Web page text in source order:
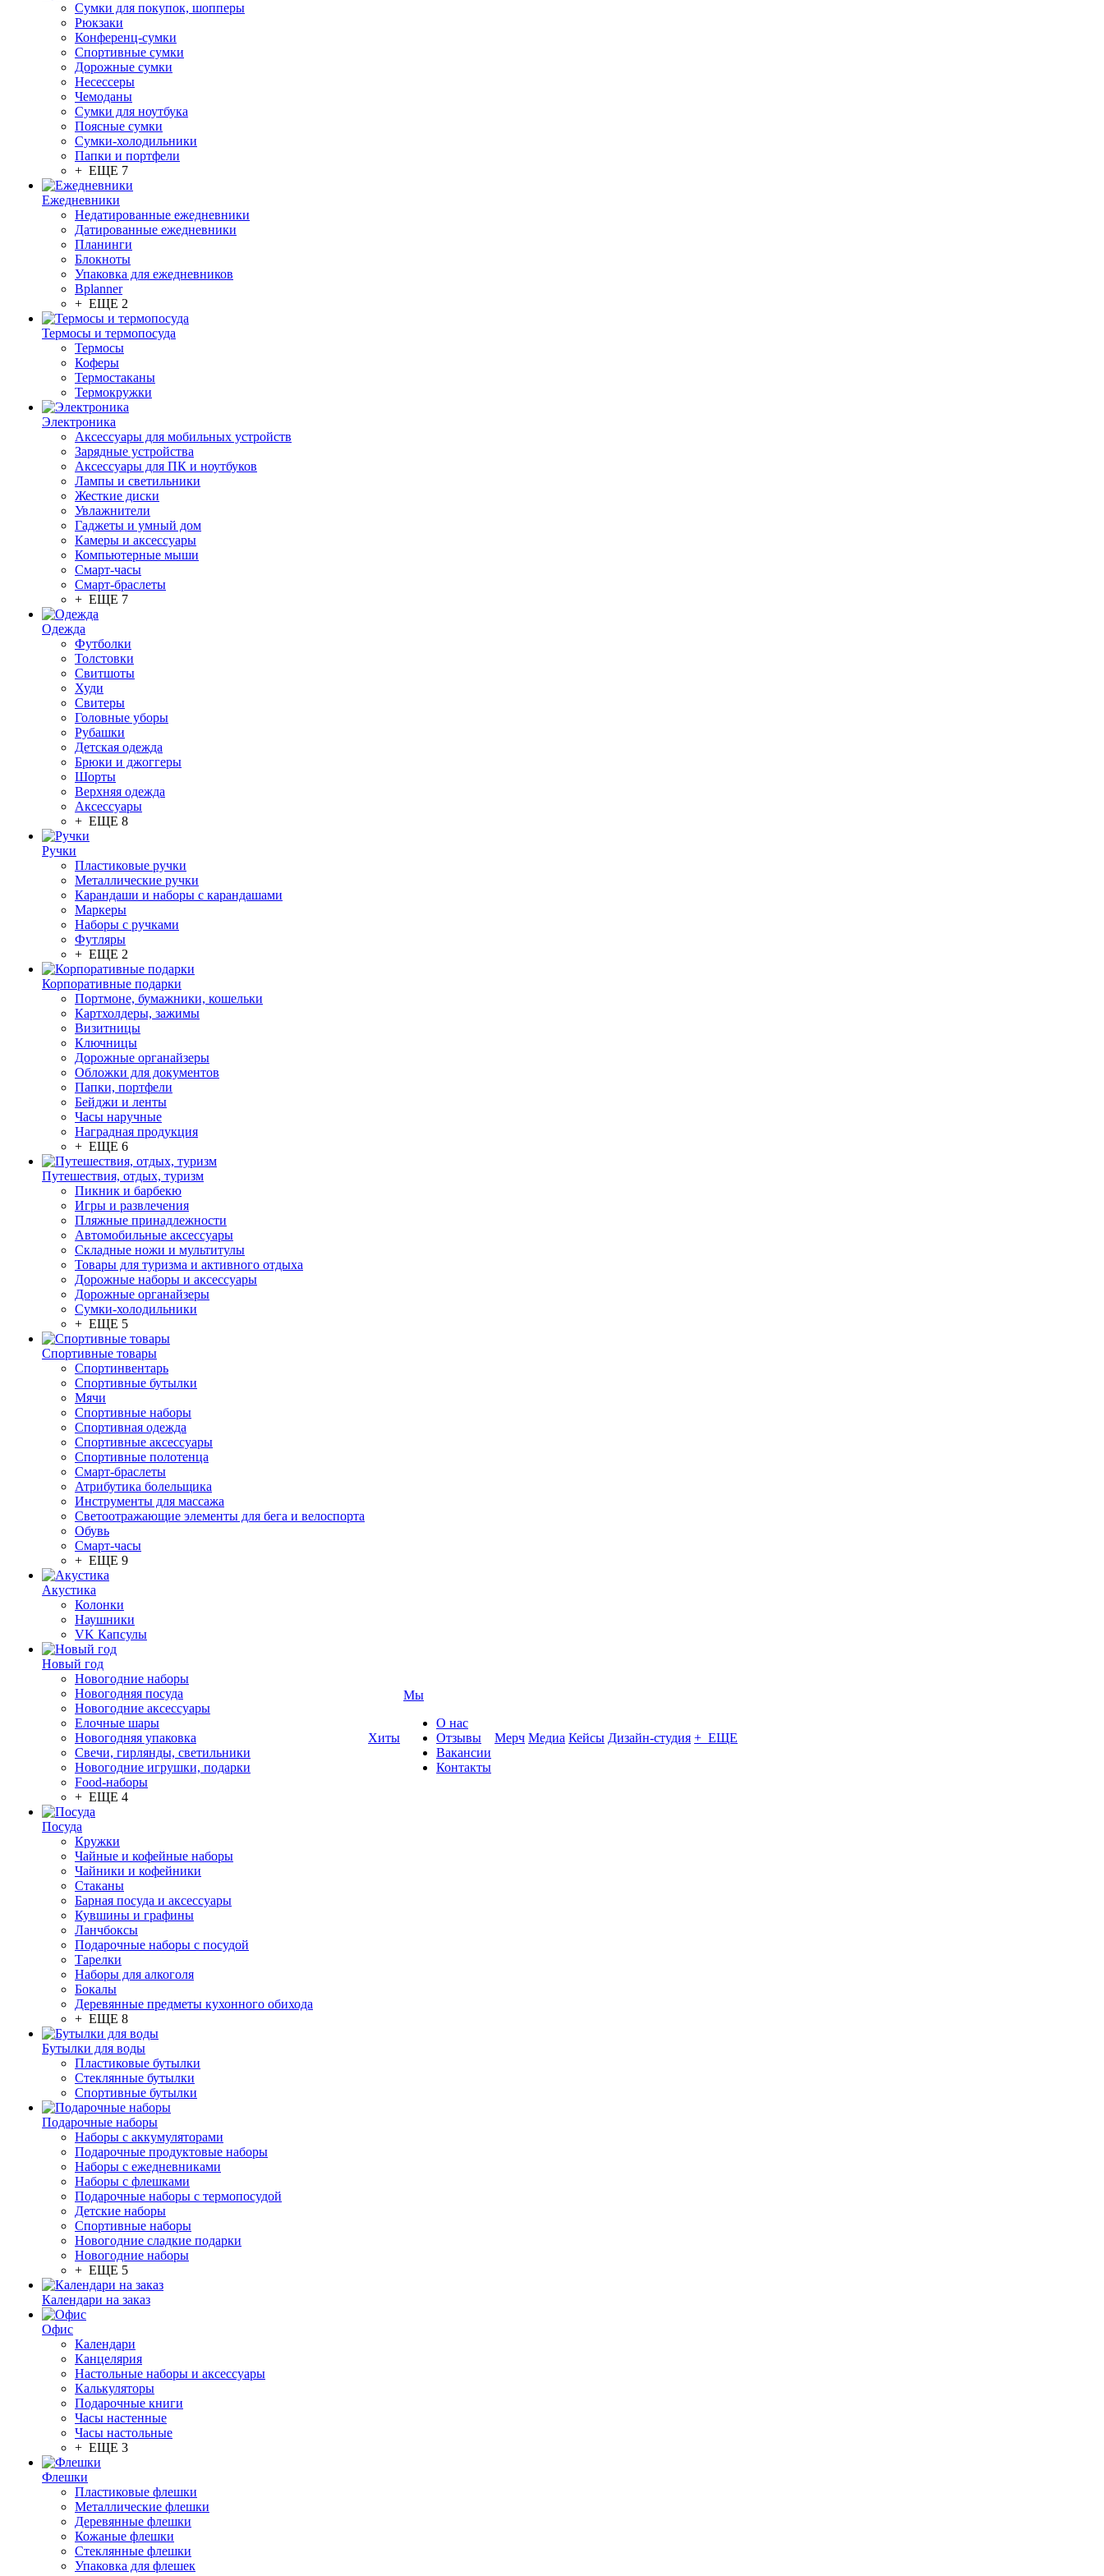
Сумки для покупок, шопперы
Рюкзаки
Конференц-сумки
Спортивные сумки
Дорожные сумки
Несессеры
Чемоданы
Сумки для ноутбука
Поясные сумки
Сумки-холодильники
Папки и портфели
+ ЕЩЕ 7
Ежедневники
Недатированные ежедневники
Датированные ежедневники
Планинги
Блокноты
Упаковка для ежедневников
Bplanner
+ ЕЩЕ 2
Термосы и термопосуда
Термосы
Коферы
Термостаканы
Термокружки
Электроника
Аксессуары для мобильных устройств
Зарядные устройства
Аксессуары для ПК и ноутбуков
Лампы и светильники
Жесткие диски
Увлажнители
Гаджеты и умный дом
Камеры и аксессуары
Компьютерные мыши
Смарт-часы
Смарт-браслеты
+ ЕЩЕ 7
Одежда
Футболки
Толстовки
Свитшоты
Худи
Свитеры
Головные уборы
Рубашки
Детская одежда
Брюки и джоггеры
Шорты
Верхняя одежда
Аксессуары
+ ЕЩЕ 8
Ручки
Пластиковые ручки
Металлические ручки
Карандаши и наборы с карандашами
Маркеры
Наборы с ручками
Футляры
+ ЕЩЕ 2
Корпоративные подарки
Портмоне, бумажники, кошельки
Картхолдеры, зажимы
Визитницы
Ключницы
Дорожные органайзеры
Обложки для документов
Папки, портфели
Бейджи и ленты
Часы наручные
Наградная продукция
+ ЕЩЕ 6
Путешествия, отдых, туризм
Пикник и барбекю
Игры и развлечения
Пляжные принадлежности
Автомобильные аксессуары
Складные ножи и мультитулы
Товары для туризма и активного отдыха
Дорожные наборы и аксессуары
Дорожные органайзеры
Сумки-холодильники
+ ЕЩЕ 5
Спортивные товары
Спортинвентарь
Спортивные бутылки
Мячи
Спортивные наборы
Спортивная одежда
Спортивные аксессуары
Спортивные полотенца
Смарт-браслеты
Атрибутика болельщика
Инструменты для массажа
Светоотражающие элементы для бега и велоспорта
Обувь
Смарт-часы
+ ЕЩЕ 9
Акустика
Колонки
Наушники
VK Капсулы
Новый год
Новогодние наборы
Новогодняя посуда
Новогодние аксессуары
Елочные шары
Новогодняя упаковка
Свечи, гирлянды, светильники
Новогодние игрушки, подарки
Food-наборы
+ ЕЩЕ 4
Посуда
Кружки
Чайные и кофейные наборы
Чайники и кофейники
Стаканы
Барная посуда и аксессуары
Кувшины и графины
Ланчбоксы
Подарочные наборы с посудой
Тарелки
Наборы для алкоголя
Бокалы
Деревянные предметы кухонного обихода
+ ЕЩЕ 8
Бутылки для воды
Пластиковые бутылки
Стеклянные бутылки
Спортивные бутылки
Подарочные наборы
Наборы с аккумуляторами
Подарочные продуктовые наборы
Наборы с ежедневниками
Наборы с флешками
Подарочные наборы с термопосудой
Детские наборы
Спортивные наборы
Новогодние сладкие подарки
Новогодние наборы
+ ЕЩЕ 5
Календари на заказ
Офис
Календари
Канцелярия
Настольные наборы и аксессуары
Калькуляторы
Подарочные книги
Часы настенные
Часы настольные
+ ЕЩЕ 3
Флешки
Пластиковые флешки
Металлические флешки
Деревянные флешки
Кожаные флешки
Стеклянные флешки
Упаковка для флешек
Хиты
Мы
О нас
Отзывы
Вакансии
Контакты
Мерч Медиа Кейсы Дизайн-студия + ЕЩЕ